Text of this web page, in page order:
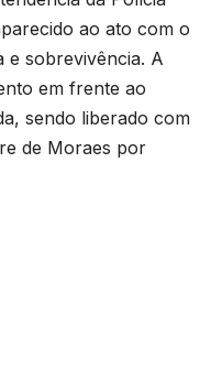
ao ato com o
e sobrevivência. A
em frente ao
sendo liberado com
de Moraes por